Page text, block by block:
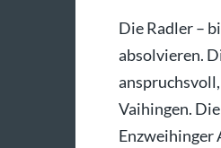
Die Radler –
absolvieren.
Vaihingen. Die
Enzweihinger